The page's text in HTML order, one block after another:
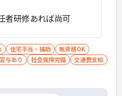
研修あれば尚可
住宅手当・補助
無資格OK
与あり 社会保険完備
交通費支給